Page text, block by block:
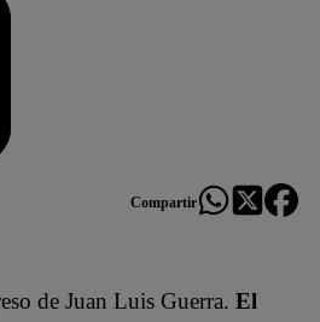
Compartir
de Juan Luis Guerra. El